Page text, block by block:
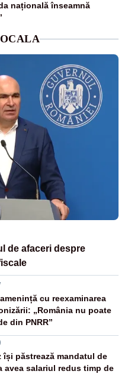
națională înseamnă
de afaceri despre
cu reexaminarea
„România nu poate
din PNRR”
își păstrează mandatul de
avea salariul redus timp de